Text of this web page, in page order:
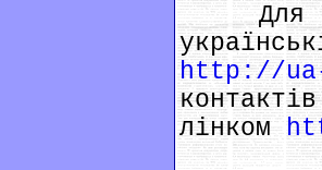
Для
http://
лінком